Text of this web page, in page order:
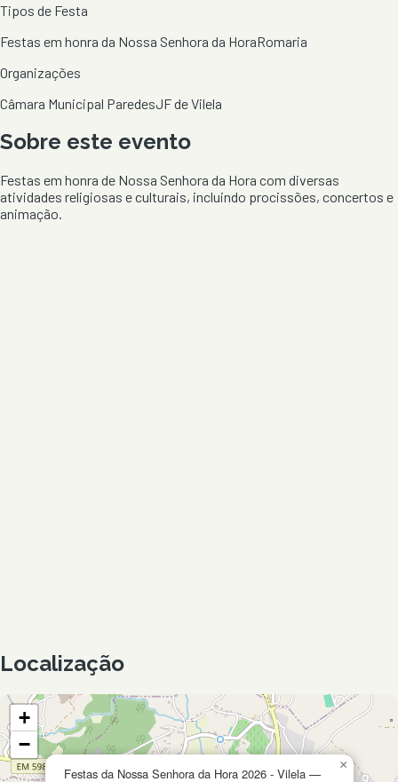
Tipos de Festa
Festas em honra da Nossa Senhora da HoraRomaria
Organizações
Câmara Municipal ParedesJF de Vilela
Sobre este evento
Festas em honra de Nossa Senhora da Hora com diversas
atividades religiosas e culturais, incluindo procissões, concertos e
animação.
Localização
Festas da Nossa Senhora da Hora 2026 - Vilela —
×
+
−